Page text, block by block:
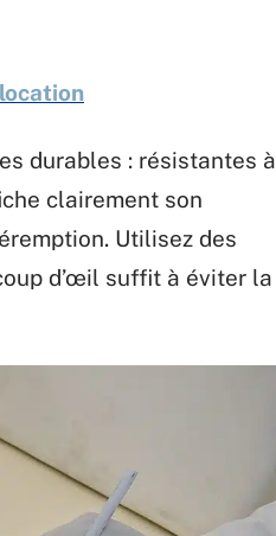
durables : résistantes à
clairement son
Utilisez des
d’œil suffit à éviter la